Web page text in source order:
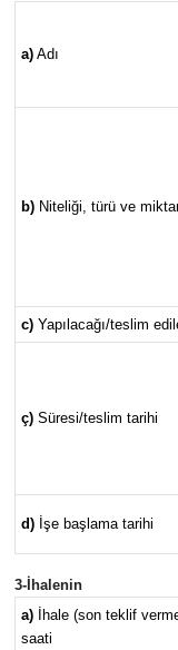
a)Adı
b)Niteliği, türü ve
c)Yapılacağı/teslim
ç)Süresi/teslim tarihi
d)İşe başlama tarihi
3-İhalenin
a)İhale (son teklif
saati